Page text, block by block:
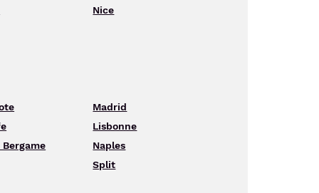
Nice
Madrid
Lisbonne
Naples
Split